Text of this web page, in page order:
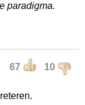
paradigma.
67 10